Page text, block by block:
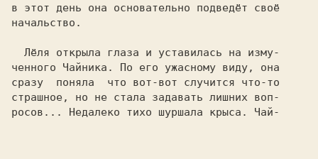
в этот день она основательно подведёт своё
начальство.
ченного Чайника. По его ужасному виду, она
сразу  поняла  что вот-вот случится что-то
страшное, но не стала задавать лишних воп-
росов... Недалеко тихо шуршала крыса. Чай-